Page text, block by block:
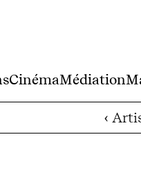
CinémaMédiation
‹